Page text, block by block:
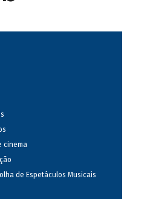
cinema
de Espetáculos Musicais